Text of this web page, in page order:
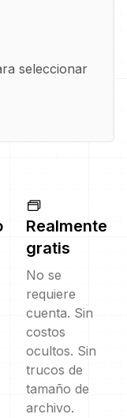
seleccionar
Realmente
gratis
No se
requiere
cuenta. Sin
costos
ocultos. Sin
trucos de
tamaño de
archivo.